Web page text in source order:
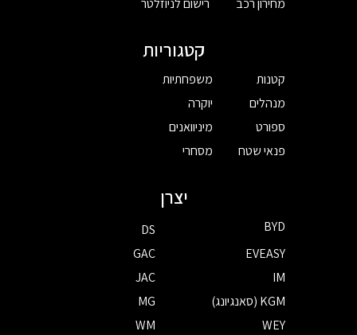
מחירון רכב
רישום לניוזלטר
קטגוריות
קטנות
מנהלים
ספורט
פנאי שטח
משפחתיות
יוקרה
מיניוואנים
מסחרי
יצרן
BYD
DS
EVEASY
GAC
IM
JAC
KGM (סאנגיונג)
MG
WEY
WM